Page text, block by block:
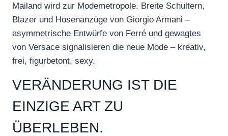
Mailand wird zur Modemetropole. Breite Schultern,
Blazer und Hosenanzüge von Giorgio Armani –
asymmetrische Entwürfe von Ferré und gewagtes
von Versace signalisieren die neue Mode – kreativ,
frei, figurbetont, sexy.
VERÄNDERUNG IST DIE
EINZIGE ART ZU
ÜBERLEBEN.